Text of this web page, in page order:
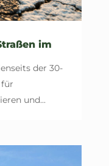
im
der 30-
und...